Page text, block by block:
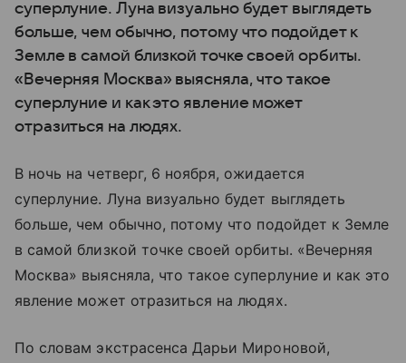
суперлуние. Луна визуально будет выглядеть
больше, чем обычно, потому что подойдет к
Земле в самой близкой точке своей орбиты.
«Вечерняя Москва» выясняла, что такое
суперлуние и как это явление может
отразиться на людях.
В ночь на четверг, 6 ноября, ожидается
суперлуние. Луна визуально будет выглядеть
больше, чем обычно, потому что подойдет к Земле
в самой близкой точке своей орбиты. «Вечерняя
Москва» выясняла, что такое суперлуние и как это
явление может отразиться на людях.
По словам экстрасенса Дарьи Мироновой,